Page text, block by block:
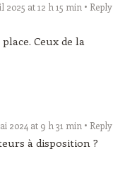
2025 at 12 h 15 min Reply
Ceux de la
2024 at 9 h 31 min Reply
à disposition ?